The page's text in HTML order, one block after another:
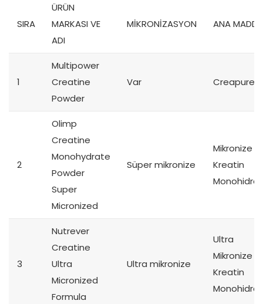
SIRA
ÜRÜN
MARKASI VE
ADI
MİKRONİZASYON ANA MADDE
1
Multipower
Creatine
Powder
Var Creapure
2
Olimp
Creatine
Monohydrate
Powder
Super
Micronized
Süper mikronize
Mikronize
Kreatin
Monohidrat
3
Nutrever
Creatine
Ultra
Micronized
Formula
Ultra mikronize
Ultra
Mikronize
Kreatin
Monohidrat